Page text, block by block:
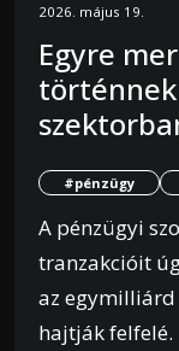
2026. május 19.
Egyre
#pénzügy
A pénzügyi
tranzakcióit
az
hajtják felfelé.